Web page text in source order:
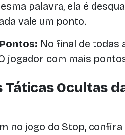
palavra, ela é
vale um ponto.
No final de todas
jogador com mais
Táticas Ocultas
no jogo do Stop,